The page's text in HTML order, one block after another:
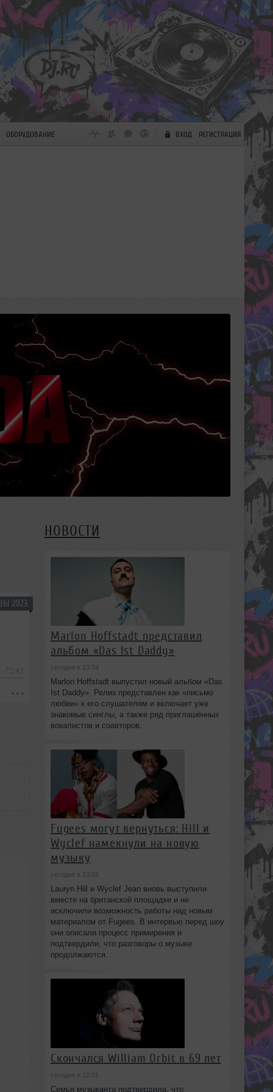
ОБОРУДОВАНИЕ ВХОД РЕГИСТРАЦИЯ
2023
-72:42
НОВОСТИ
Marlon Hoffstadt представил
альбом «Das Ist Daddy»
сегодня в 13:34
Marlon Hoffstadt выпустил новый альбом «Das
Ist Daddy». Релиз представлен как «письмо
любви» к его слушателям и включает уже
знакомые синглы, а также ряд приглашённых
вокалистов и соавторов.
Fugees могут вернуться: Hill и
Wyclef намекнули на новую
музыку
сегодня в 13:02
Lauryn Hill и Wyclef Jean вновь выступили
вместе на британской площадке и не
исключили возможность работы над новым
материалом от Fugees. В интервью перед шоу
они описали процесс примирения и
подтвердили, что разговоры о музыке
продолжаются.
Скончался William Orbit в 69 лет
сегодня в 12:01
Семья музыканта подтвердила, что